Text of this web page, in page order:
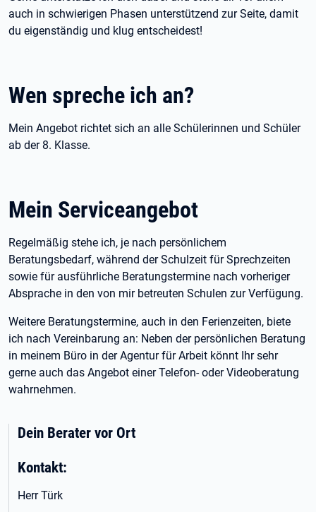
auch in schwierigen Phasen unterstützend zur Seite, damit
du eigenständig und klug entscheidest!
Wen spreche ich an?
Mein Angebot richtet sich an alle Schülerinnen und Schüler
ab der 8. Klasse.
Mein Serviceangebot
Regelmäßig stehe ich, je nach persönlichem
Beratungsbedarf, während der Schulzeit für Sprechzeiten
sowie für ausführliche Beratungstermine nach vorheriger
Absprache in den von mir betreuten Schulen zur Verfügung.
Weitere Beratungstermine, auch in den Ferienzeiten, biete
ich nach Vereinbarung an: Neben der persönlichen Beratung
in meinem Büro in der Agentur für Arbeit könnt Ihr sehr
gerne auch das Angebot einer Telefon- oder Videoberatung
wahrnehmen.
Dein Berater vor Ort
Kontakt:
Herr Türk